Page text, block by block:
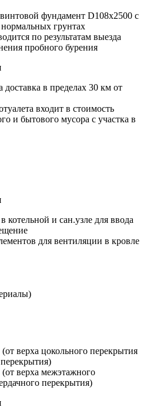
фундамент D108х2500 с
грунтах
по результатам выезда
пробного бурения
в пределах 30 км от
входит в стоимость
и бытового мусора с участка в
и сан.узле для ввода
для вентиляции в кровле
верха цокольного перекрытия
верха межэтажного
перекрытия)